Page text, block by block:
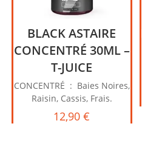
BLACK ASTAIRE
CONCENTRÉ 30ML –
T-JUICE
CONCENTRÉ : Baies Noires,
Raisin, Cassis, Frais.
12,90€